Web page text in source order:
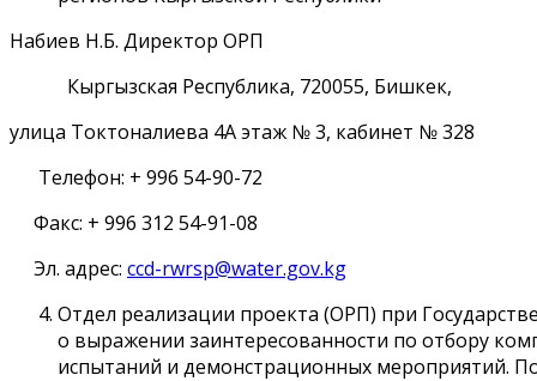
Набиев Н.Б. Директор ОРП
Кыргызская Республика, 720055, Бишкек,
улица Токтоналиева 4А этаж № 3, кабинет № 328
Телефон: + 996 54-90-72
Факс: + 996 312 54-91-08
Эл. адрес: ccd-rwrsp@water.gov.kg
Отдел реализации проекта (ОРП) при
о выражении заинтересованности по отбору
испытаний и демонстрационных мероприятий.